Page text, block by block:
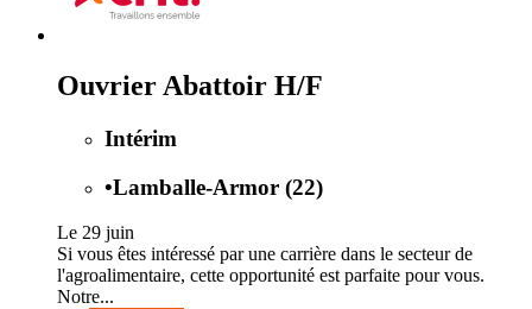
Ouvrier Abattoir H/F
Intérim
•Lamballe-Armor (22)
Le 29 juin
Si vous êtes intéressé par une carrière dans le secteur de
l'agroalimentaire, cette opportunité est parfaite pour vous.
Notre...